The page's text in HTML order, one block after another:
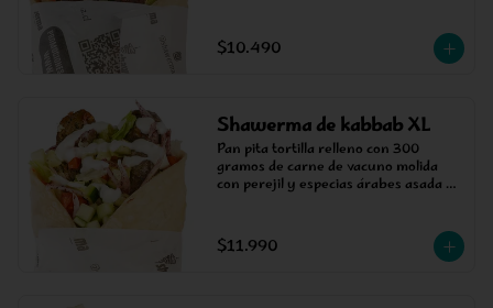
$10.490
Shawerma de kabbab XL
Pan pita tortilla relleno con 300
gramos de carne de vacuno molida
con perejil y especias árabes asada a
$11.990